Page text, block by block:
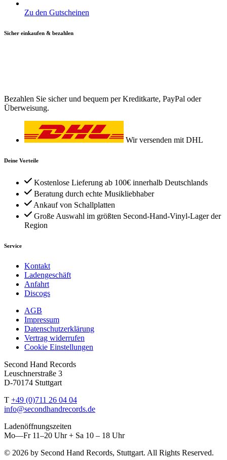
Zu den Gutscheinen
Sicher einkaufen & bezahlen
Bezahlen Sie sicher und bequem per Kreditkarte, PayPal oder
Überweisung.
Wir versenden mit DHL
Deine Vorteile
Kostenlose Lieferung ab 100€ innerhalb Deutschlands
Beratung durch echte Musikliebhaber
Ankauf von Schallplatten
Große Auswahl im größten Second-Hand-Vinyl-Lager der
Region
Service
Kontakt
Ladengeschäft
Anfahrt
Discogs
AGB
Impressum
Datenschutzerklärung
Vertrag widerrufen
Cookie Einstellungen
Second Hand Records
Leuschnerstraße 3
D-70174 Stuttgart
T +49 (0)711 26 04 04
info@secondhandrecords.de
Ladenöffnungszeiten
Mo—Fr 11–20 Uhr + Sa 10 – 18 Uhr
© 2026 by Second Hand Records, Stuttgart. All Rights Reserved.